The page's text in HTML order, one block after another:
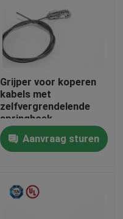
Grijper voor koperen
kabels met
zelfvergrendelende
springhoek
Aanvraag sturen